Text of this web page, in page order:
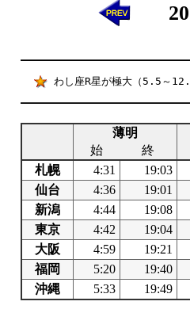
わし座R星が極大（5.5～
薄明
始
終
札幌
4:31 19:03
仙台
4:36 19:01
新潟
4:44 19:08
東京
4:42 19:04
大阪
4:59 19:21
福岡
5:20 19:40
沖縄
5:33 19:49